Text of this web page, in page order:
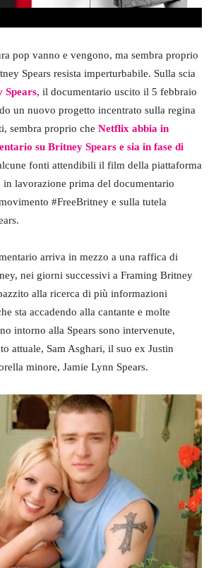
pop vanno e vengono, ma sembra proprio
Spears resista imperturbabile. Sulla scia
Spears, il documentario uscito il 5 febbraio
un nuovo progetto incentrato sulla regina
sembra proprio che Netflix abbia in
su Britney Spears e sia in fase di
fonti attendibili il film della piattaforma
in lavorazione prima del documentario
#FreeBritney e sulla tutela
arriva in mezzo a una raffica di
nei giorni successivi a Framing Britney
alla ricerca di più informazioni
sta accadendo alla cantante e molte
intorno alla Spears sono intervenute,
attuale, Sam Asghari, il suo ex Justin
minore, Jamie Lynn Spears.